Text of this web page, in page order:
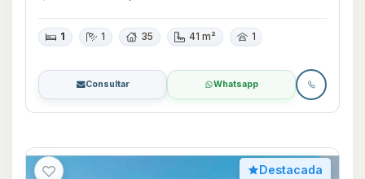
1 1 35 41 m² 1
Consultar Whatsapp
Destacada